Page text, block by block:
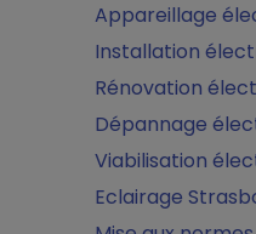
Appareillage
Installation
Rénovation
Dépannage
Viabilisation
Eclairage